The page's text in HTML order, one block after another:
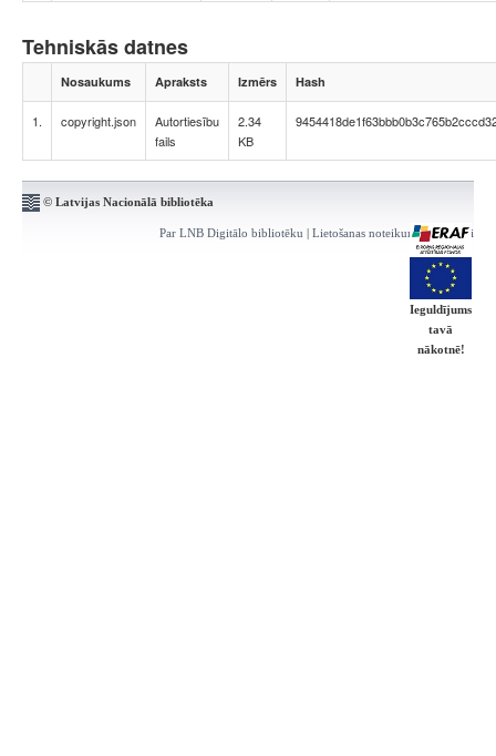
Tehniskās datnes
Nosaukums Apraksts Izmērs Hash
1. copyright.json
Autortiesību
fails
2.34
KB
© Latvijas Nacionālā bibliotēka
Par LNB Digitālo bibliotēku | Lietošanas noteikumi | Kontakti
Ieguldījums
tavā
nākotnē!